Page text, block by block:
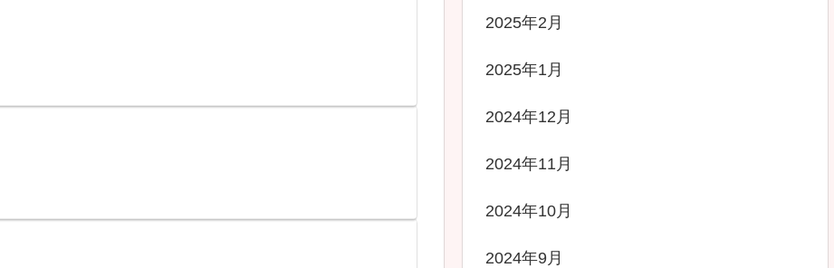
2025年2月
2025年1月
2024年12月
2024年11月
2024年10月
2024年9月